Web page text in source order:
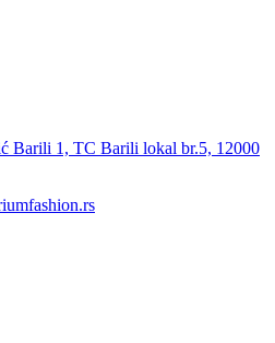
Barili 1, TC Barili lokal br.5, 12000